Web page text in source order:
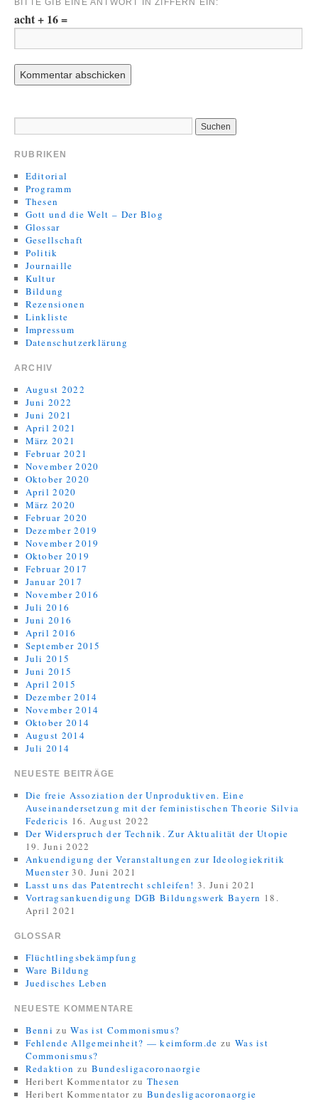
BITTE GIB EINE ANTWORT IN ZIFFERN EIN:
acht + 16 =
RUBRIKEN
Editorial
Programm
Thesen
Gott und die Welt – Der Blog
Glossar
Gesellschaft
Politik
Journaille
Kultur
Bildung
Rezensionen
Linkliste
Impressum
Datenschutzerklärung
ARCHIV
August 2022
Juni 2022
Juni 2021
April 2021
März 2021
Februar 2021
November 2020
Oktober 2020
April 2020
März 2020
Februar 2020
Dezember 2019
November 2019
Oktober 2019
Februar 2017
Januar 2017
November 2016
Juli 2016
Juni 2016
April 2016
September 2015
Juli 2015
Juni 2015
April 2015
Dezember 2014
November 2014
Oktober 2014
August 2014
Juli 2014
NEUESTE BEITRÄGE
Die freie Assoziation der Unproduktiven. Eine
Auseinandersetzung mit der feministischen Theorie Silvia
Federicis 16. August 2022
Der Widerspruch der Technik. Zur Aktualität der Utopie
19. Juni 2022
Ankuendigung der Veranstaltungen zur Ideologiekritik
Muenster 30. Juni 2021
Lasst uns das Patentrecht schleifen! 3. Juni 2021
Vortragsankuendigung DGB Bildungswerk Bayern 18.
April 2021
GLOSSAR
Flüchtlingsbekämpfung
Ware Bildung
Juedisches Leben
NEUESTE KOMMENTARE
Benni zuWas ist Commonismus?
Fehlende Allgemeinheit? — keimform.de zu Was ist
Commonismus?
Redaktion zu Bundesligacoronaorgie
Heribert Kommentator zu Thesen
Heribert Kommentator zu Bundesligacoronaorgie